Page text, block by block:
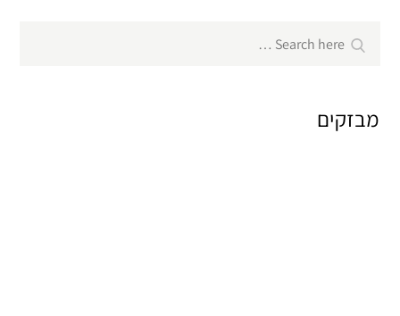
for:
Search
מבזקים